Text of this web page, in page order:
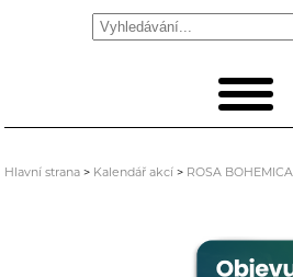
Hlavní strana > Kalendář akcí > ROSA BOHEMICA